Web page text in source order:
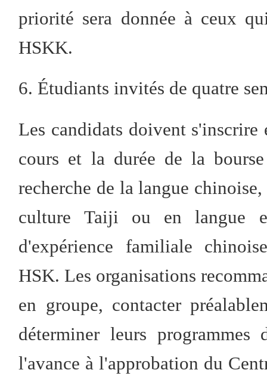
priorité sera donnée à ceux
HSKK.
6. Étudiants invités de quatre
Les candidats doivent
cours et la durée de la
recherche de la langue
culture Taiji ou en langue
d'expérience familiale
HSK. Les organisations
en groupe, contacter
déterminer leurs
l'avance à l'approbation du